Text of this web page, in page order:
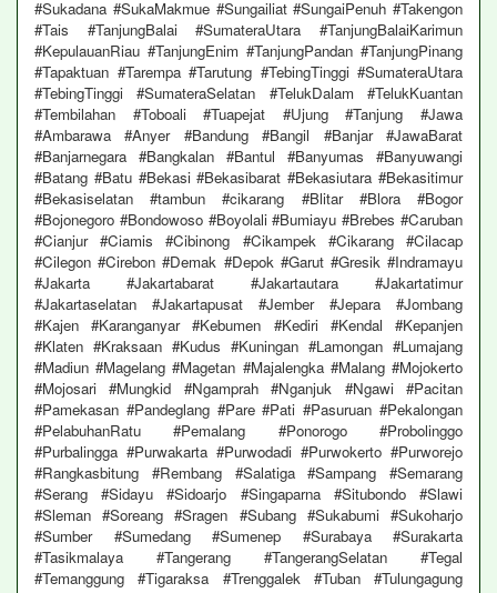
#Sukadana #SukaMakmue #Sungailiat #SungaiPenuh #Takengon
#Tais #TanjungBalai #SumateraUtara #TanjungBalaiKarimun
#KepulauanRiau #TanjungEnim #TanjungPandan #TanjungPinang
#Tapaktuan #Tarempa #Tarutung #TebingTinggi #SumateraUtara
#TebingTinggi #SumateraSelatan #TelukDalam #TelukKuantan
#Tembilahan #Toboali #Tuapejat #Ujung #Tanjung #Jawa
#Ambarawa #Anyer #Bandung #Bangil #Banjar #JawaBarat
#Banjarnegara #Bangkalan #Bantul #Banyumas #Banyuwangi
#Batang #Batu #Bekasi #Bekasibarat #Bekasiutara #Bekasitimur
#Bekasiselatan #tambun #cikarang #Blitar #Blora #Bogor
#Bojonegoro #Bondowoso #Boyolali #Bumiayu #Brebes #Caruban
#Cianjur #Ciamis #Cibinong #Cikampek #Cikarang #Cilacap
#Cilegon #Cirebon #Demak #Depok #Garut #Gresik #Indramayu
#Jakarta #Jakartabarat #Jakartautara #Jakartatimur
#Jakartaselatan #Jakartapusat #Jember #Jepara #Jombang
#Kajen #Karanganyar #Kebumen #Kediri #Kendal #Kepanjen
#Klaten #Kraksaan #Kudus #Kuningan #Lamongan #Lumajang
#Madiun #Magelang #Magetan #Majalengka #Malang #Mojokerto
#Mojosari #Mungkid #Ngamprah #Nganjuk #Ngawi #Pacitan
#Pamekasan #Pandeglang #Pare #Pati #Pasuruan #Pekalongan
#PelabuhanRatu #Pemalang #Ponorogo #Probolinggo
#Purbalingga #Purwakarta #Purwodadi #Purwokerto #Purworejo
#Rangkasbitung #Rembang #Salatiga #Sampang #Semarang
#Serang #Sidayu #Sidoarjo #Singaparna #Situbondo #Slawi
#Sleman #Soreang #Sragen #Subang #Sukabumi #Sukoharjo
#Sumber #Sumedang #Sumenep #Surabaya #Surakarta
#Tasikmalaya #Tangerang #TangerangSelatan #Tegal
#Temanggung #Tigaraksa #Trenggalek #Tuban #Tulungagung